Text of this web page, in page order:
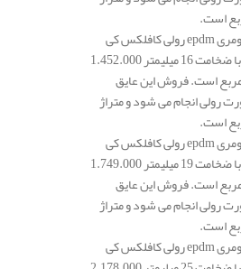
قیمت عایق الاستومری epdm رولی کافلکس کی
فلکس – K-Flex با ضخامت 16 میلیمتر 1.452.000
است. فروش این عایق
رولی انجام می شود و متراژ
قیمت عایق الاستومری epdm رولی کافلکس کی
فلکس – K-Flex با ضخامت 19 میلیمتر 1.749.000
است. فروش این عایق
رولی انجام می شود و متراژ
قیمت عایق الاستومری epdm رولی کافلکس کی